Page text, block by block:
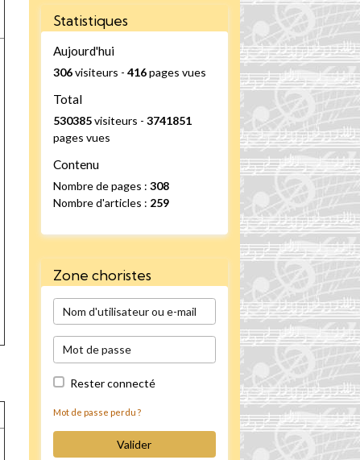
Statistiques
Aujourd'hui
306visiteurs -416pages vues
Total
530385visiteurs -3741851
pages vues
Contenu
Nombre de pages :308
Nombre d'articles : 259
Zone choristes
Rester connecté
Mot de passe perdu ?
Valider